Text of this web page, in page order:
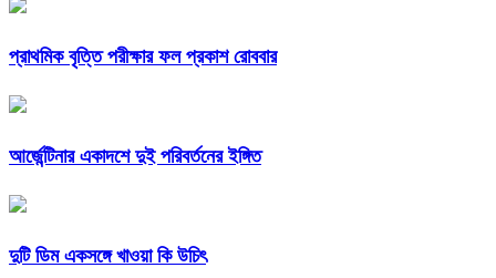
প্রাথমিক বৃত্তি পরীক্ষার ফল প্রকাশ রোববার
আর্জেন্টিনার একাদশে দুই পরিবর্তনের ইঙ্গিত
দুটি ডিম একসঙ্গে খাওয়া কি উচিৎ